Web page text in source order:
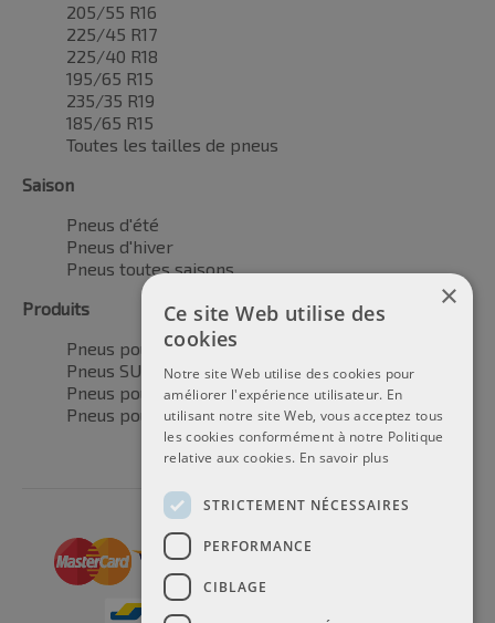
205/55 R16
225/45 R17
225/40 R18
195/65 R15
235/35 R19
185/65 R15
Toutes les tailles de pneus
Saison
Pneus d'été
Pneus d'hiver
Pneus toutes saisons
Produits
Pneus pour voitures
Pneus SUV / 4x4
Pneus pour camionnettes
Pneus pour motos
×
Ce site Web utilise des
cookies
Notre site Web utilise des cookies pour
améliorer l'expérience utilisateur. En
utilisant notre site Web, vous acceptez tous
les cookies conformément à notre Politique
relative aux cookies. En savoir plus
STRICTEMENT NÉCESSAIRES
PERFORMANCE
CIBLAGE